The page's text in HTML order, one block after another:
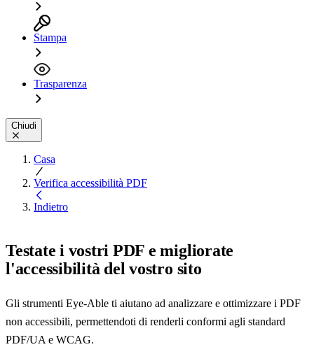
Stampa
Trasparenza
Chiudi
Casa
Verifica accessibilità PDF
Indietro
Testate i vostri PDF e migliorate
l'accessibilità del vostro sito
Gli strumenti Eye-Able ti aiutano ad analizzare e ottimizzare i PDF
non accessibili, permettendoti di renderli conformi agli standard
PDF/UA e WCAG.